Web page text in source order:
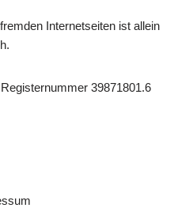
Internetseiten ist allein
39871801.6